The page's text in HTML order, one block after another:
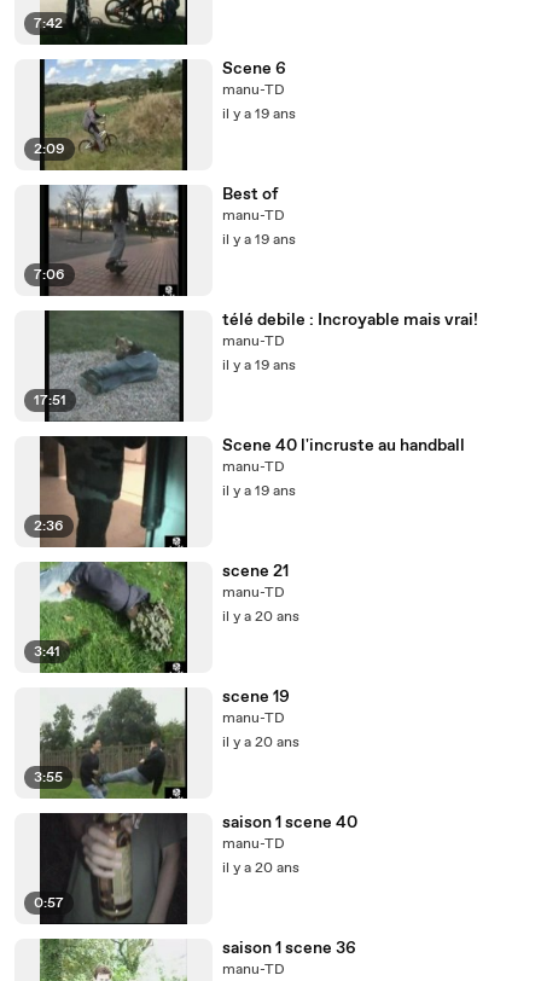
7:42
2:09
Scene 6
manu-TD
il y a 19 ans
7:06
Best of
manu-TD
il y a 19 ans
17:51
télé debile : Incroyable mais vrai!
manu-TD
il y a 19 ans
2:36
Scene 40 l'incruste au handball
manu-TD
il y a 19 ans
3:41
scene 21
manu-TD
il y a 20 ans
3:55
scene 19
manu-TD
il y a 20 ans
0:57
saison 1 scene 40
manu-TD
il y a 20 ans
saison 1 scene 36
manu-TD